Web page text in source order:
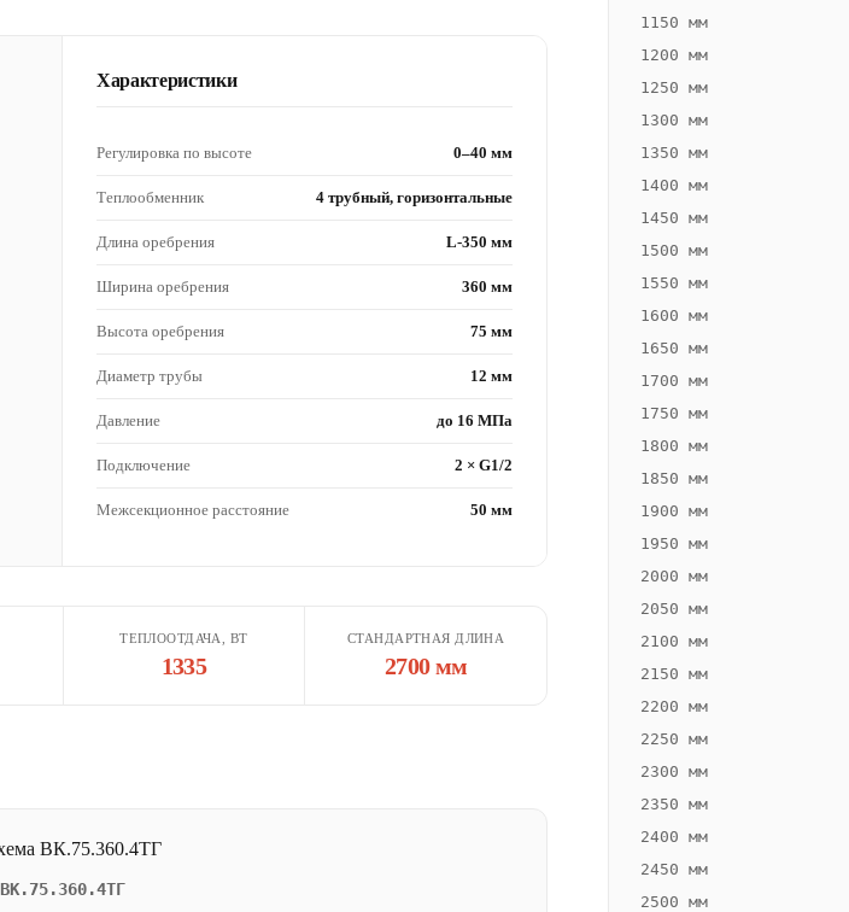
Характеристики
Регулировка по высоте 0–40 мм
Теплообменник 4 трубный, горизонтальные
Длина оребрения L-350 мм
Ширина оребрения 360 мм
Высота оребрения 75 мм
Диаметр трубы 12 мм
Давление до 16 МПа
Подключение 2 × G1/2
Межсекционное расстояние 50 мм
ТЕПЛООТДАЧА, ВТ
1335
СТАНДАРТНАЯ ДЛИНА
2700 мм
ВК.75.360.4ТГ
1150 мм
1200 мм
1250 мм
1300 мм
1350 мм
1400 мм
1450 мм
1500 мм
1550 мм
1600 мм
1650 мм
1700 мм
1750 мм
1800 мм
1850 мм
1900 мм
1950 мм
2000 мм
2050 мм
2100 мм
2150 мм
2200 мм
2250 мм
2300 мм
2350 мм
2400 мм
2450 мм
2500 мм